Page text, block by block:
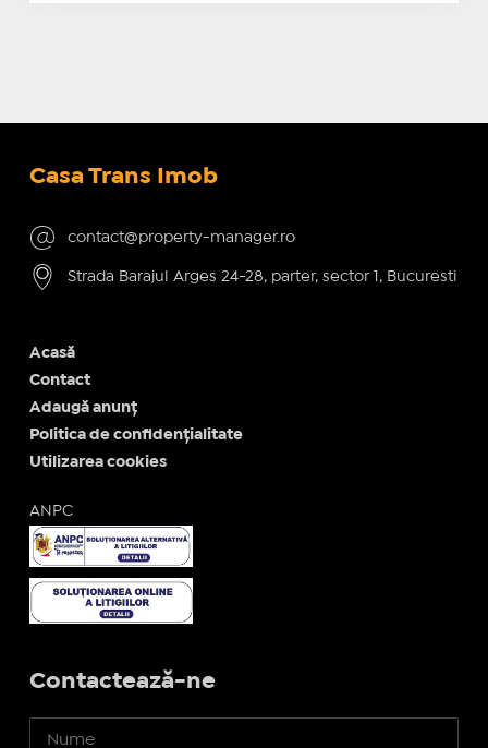
Casa Trans Imob
contact@property-manager.ro
Strada Barajul Arges 24-28, parter, sector 1, Bucuresti
Acasă
Contact
Adaugă anunț
Politica de confidențialitate
Utilizarea cookies
ANPC
Contactează-ne